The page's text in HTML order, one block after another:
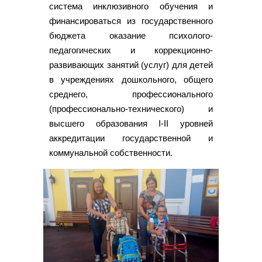
система инклюзивного обучения и
финансироваться из государственного
бюджета оказание психолого-
педагогических и коррекционно-
развивающих занятий (услуг) для детей
в учреждениях дошкольного, общего
среднего, профессионального
(профессионально-технического) и
высшего образования I-II уровней
аккредитации государственной и
коммунальной собственности.